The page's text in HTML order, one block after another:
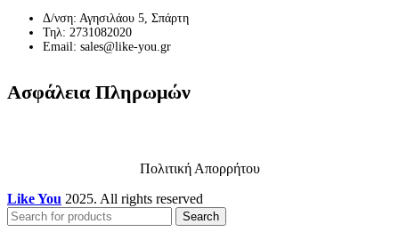
Δ/νση: Αγησιλάου 5, Σπάρτη
Τηλ: 2731082020
Email: sales@like-you.gr
Ασφάλεια Πληρωμών
Πολιτική Απορρήτου
Like You 2025. All rights reserved
Search